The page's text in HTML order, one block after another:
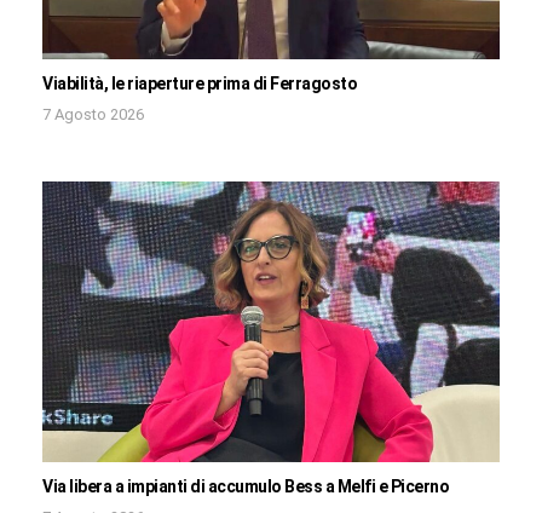
Viabilità, le riaperture prima di Ferragosto
7 Agosto 2026
Via libera a impianti di accumulo Bess a Melfi e Picerno